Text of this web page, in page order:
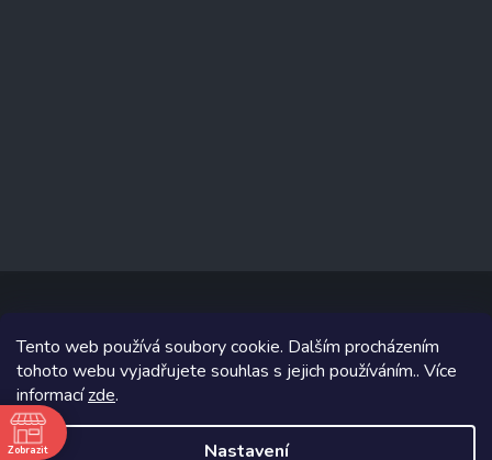
Tento web používá soubory cookie. Dalším procházením
tohoto webu vyjadřujete souhlas s jejich používáním.. Více
informacízde.
Nastavení
Copyright 2026www.prizealize.cz. Všechna práva vyhrazena.
Grafický návrh vytvořil a na Shoptet implementoval
Shoptetak.cz.
Zobrazit